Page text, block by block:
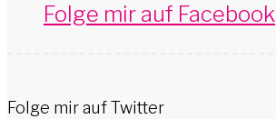
Folge mir auf Facebook
Folge mir auf Twitter